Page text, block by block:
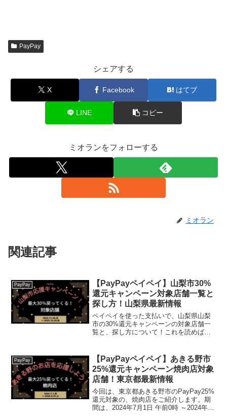
PayPay
シェアする
X Facebook はてブ
LINE コピー
ミオランをフォローする
ミオラン
関連記事
PayPay
【PayPayペイペイ】山梨市30%
還元キャンペーン対象店舗一覧と
探し方！山梨県最新情報
ペイペイを使った支払いで、山梨県山梨
市の30%還元キャンペーンの対象店舗一
覧と、探し方について！これを読めば、
ン！キャッシュレスで最大30%戻ってく
る！」の、対象...
PayPay
【PayPayペイペイ】あきる野市
25%還元キャンペーン焼肉店対象
店舗！東京都最新情報
今回は、東京都あきる野市のPayPay25%
還元対象の、焼肉店をご紹介します。期
間は、2024年7月1日 午前0時 ～2024年8